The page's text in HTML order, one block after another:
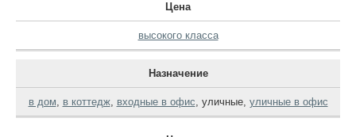
Цена
высокого класса
Назначение
в дом, в коттедж, входные в офис, уличные, уличные в офис